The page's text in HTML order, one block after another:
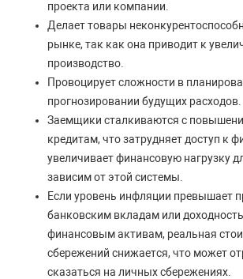
проекта или компании.
Делает товары
рынке, так как она приводит к
производство.
Провоцирует сложности в
прогнозировании будущих расходов.
Заемщики сталкиваются с
кредитам, что затрудняет доступ к
увеличивает финансовую нагрузку
зависим от этой системы.
Если уровень инфляции превышает
банковским вкладам или
финансовым активам, реальная
сбережений снижается, что может
сказаться на личных сбережениях.